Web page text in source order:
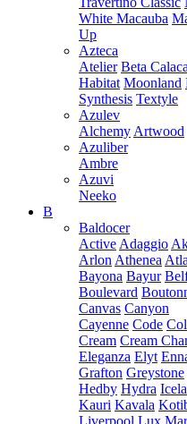
White Macauba
Up
Azteca
Atelier Beta
Habitat Moonland
Synthesis Textyle
Azulev
Alchemy Artwood
Azuliber
Ambre
Azuvi
Neeko
B
Baldocer
Active Adaggio
Arlon Athenea
Bayona Bayur
Boulevard
Canvas Canyon
Cayenne Code
Cream Cream
Eleganza Elyt
Grafton Greystone
Hedby Hydra
Kauri Kavala